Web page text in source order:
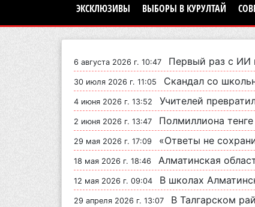
ЭКСКЛЮЗИВЫ ВЫБОРЫ В КУРУЛТАЙ
6 августа 2026 г. 10:47 Первый раз с ИИ в первый
30 июля 2026 г. 11:05 Скандал со школьной формой в
4 июня 2026 г. 13:52 Учителей превратили в
2 июня 2026 г. 13:47 Полмиллиона тенге за
29 мая 2026 г. 17:09 «Ответы не сохранились»:
18 мая 2026 г. 18:46 Алматинская область
12 мая 2026 г. 09:04 В школах Алматинской
29 апреля 2026 г. 13:07 В Талгарском районе